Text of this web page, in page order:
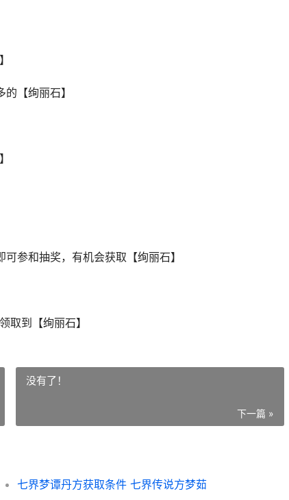
【绚丽石】
参和抽奖，有机会获取【绚丽石】
取到【绚丽石】
没有了！
下一篇 »
七界梦谭丹方获取条件 七界传说方梦茹